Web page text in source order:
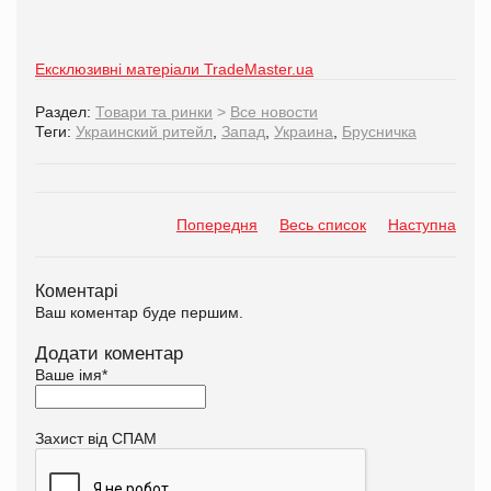
Ексклюзивні матеріали TradeMaster.ua
Раздел: Товари та ринки > Все новости
Теги: Украинский ритейл Запад Украина Брусничка
Попередня Весь список Наступна
Коментарі
Ваш коментар буде першим.
Додати коментар
Ваше імя*
Захист від СПАМ